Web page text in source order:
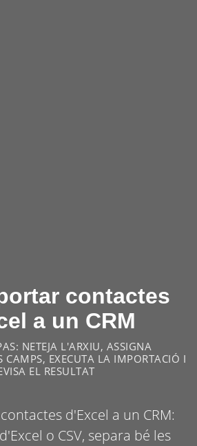
contactes
a un CRM
NETEJA L'ARXIU, ASSIGNA
CAMPS, EXECUTA LA IMPORTACIÓ I
EL RESULTAT
d'Excel a un CRM:
o CSV, separa bé les